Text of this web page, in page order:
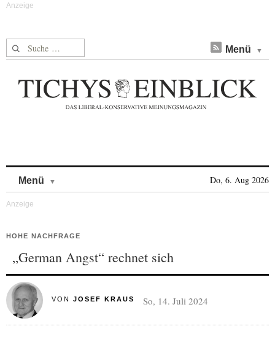
Suche nach: Menü
Menü Do, 6. Aug 2026
HOHE NACHFRAGE
„German Angst“ rechnet sich
VON JOSEF KRAUS So, 14. Juli 2024